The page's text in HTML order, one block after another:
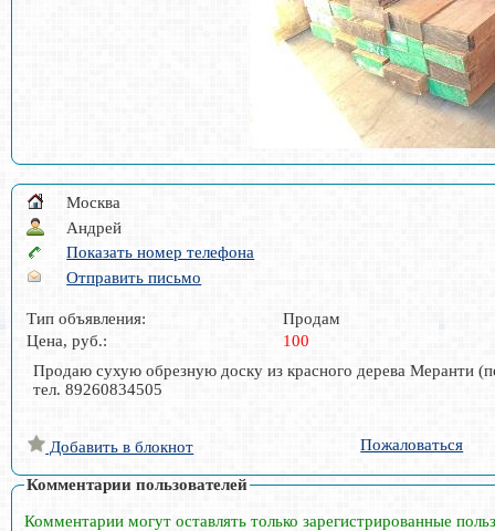
Москва
Андрей
Показать номер телефона
Отправить письмо
Тип объявления:
Продам
Цена, руб.:
100
Продаю сухую обрезную доску из красного дерева Меранти
тел. 89260834505
Добавить в блокнот Пожаловаться
Комментарии пользователей
Комментарии могут оставлять только зарегистрированные